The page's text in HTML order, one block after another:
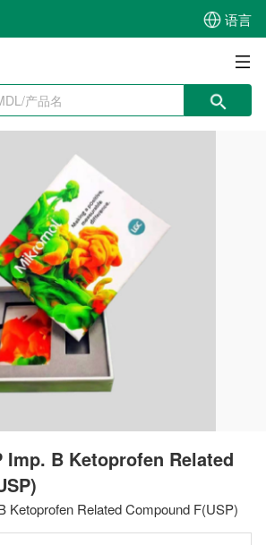
语言
Imp. B Ketoprofen Related
Ketoprofen Related Compound F(USP)